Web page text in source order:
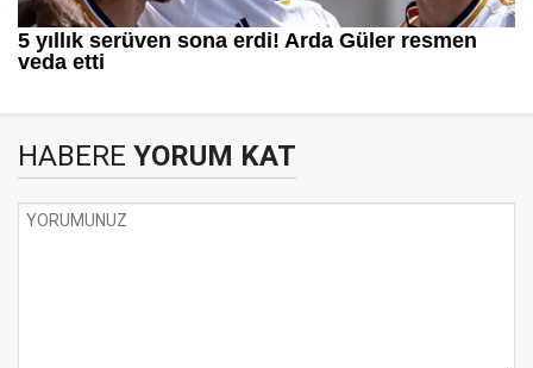
HABERE YORUM KAT